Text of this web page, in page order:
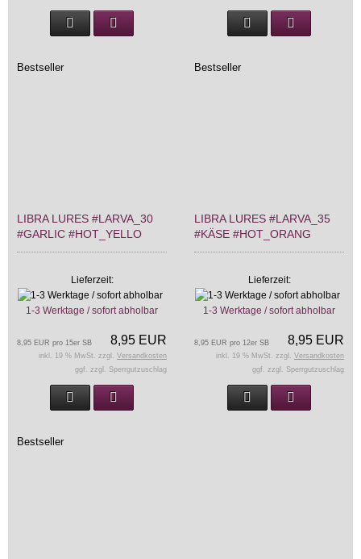
Bestseller
LIBRA LURES #LARVA_30
#GARLIC #HOT_YELLO
Lieferzeit:
1-3 Werktage / sofort abholbar
8,95 EUR
8,95 EUR pro 15er SB
inkl. 19 % MwSt. zzgl. Versandkosten
ggf. zzgl. Sperrgutzuschlag
Bestseller
LIBRA LURES #LARVA_35
#KÄSE #HOT_ORANG
Lieferzeit:
1-3 Werktage / sofort abholbar
8,95 EUR
8,95 EUR pro 12er SB
inkl. 19 % MwSt. zzgl. Versandkosten
ggf. zzgl. Sperrgutzuschlag
Bestseller